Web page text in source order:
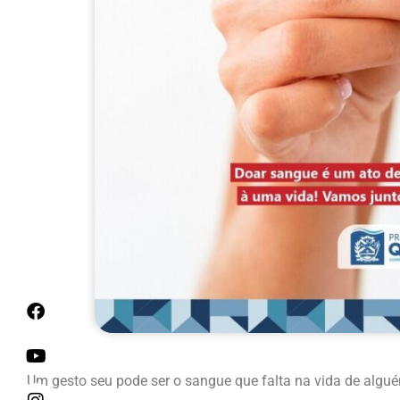
Um gesto seu pode ser o sangue que falta na vida de